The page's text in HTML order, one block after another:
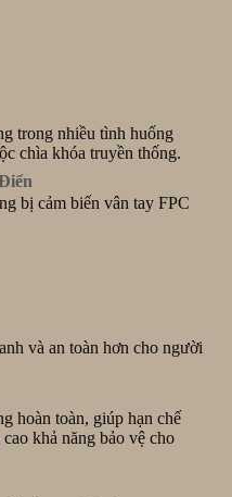
trong nhiều tình huống
chìa khóa truyền thống.
bị cảm biến vân tay FPC
và an toàn hơn cho người
hoàn toàn, giúp hạn chế
khả năng bảo vệ cho